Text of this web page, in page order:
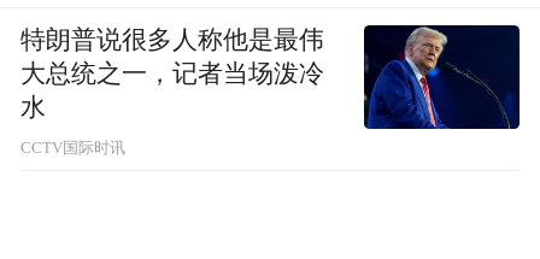
特朗普说很多人称他是最伟
大总统之一，记者当场泼冷
水
CCTV国际时讯